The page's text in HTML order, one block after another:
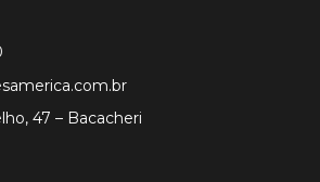
47 – Bacacheri